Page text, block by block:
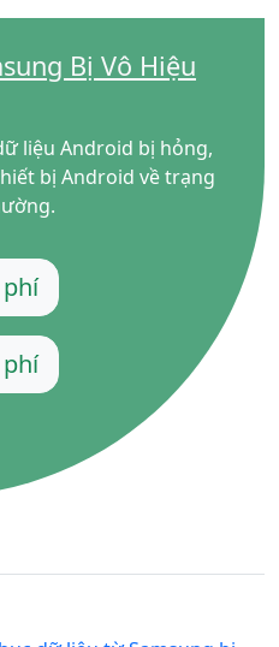
Bị Vô Hiệu
liệu Android bị hỏng,
bị Android về trạng